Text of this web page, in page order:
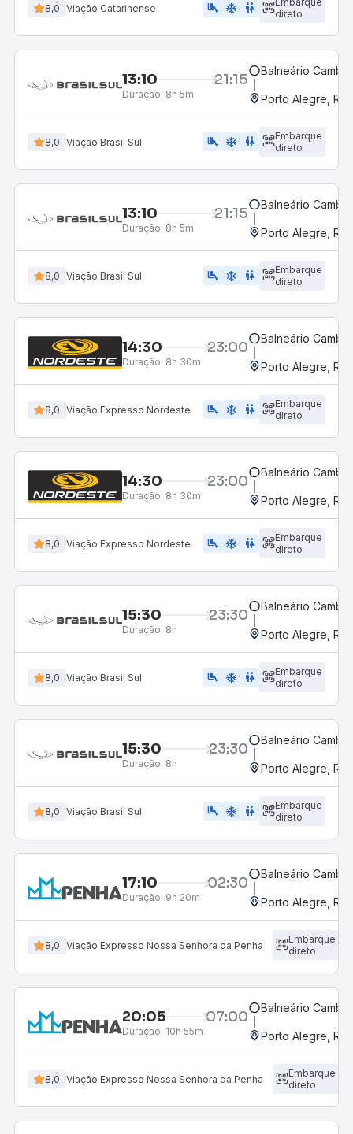
8,0 Viação Catarinense airline_seat_legroom_extra ac_unit WC
direto
13:10 21:15
Duração: 8h 5m
Balneário
Porto Alegre, RS
8,0 Viação Brasil Sul airline_seat_legroom_extra ac_unit wc
Embarque
direto
13:10 21:15
Duração: 8h 5m
Balneário
Porto Alegre, RS
8,0 Viação Brasil Sul airline_seat_legroom_extra ac_unit wc
Embarque
direto
14:30 23:00
Duração: 8h 30m
Balneário
Porto Alegre, RS
8,0 Viação Expresso Nordeste airline_seat_legroom_extra ac_unit WC
Embarque
direto
14:30 23:00
Duração: 8h 30m
Balneário
Porto Alegre, RS
8,0 Viação Expresso Nordeste airline_seat_legroom_extra ac_unit WC
Embarque
direto
15:30 23:30
Duração: 8h
Balneário
Porto Alegre, RS
8,0 Viação Brasil Sul airline_seat_legroom_extra ac_unit wc
Embarque
direto
15:30 23:30
Duração: 8h
Balneário
Porto Alegre, RS
8,0 Viação Brasil Sul airline_seat_legroom_extra ac_unit wc
Embarque
direto
17:10 02:30
Duração: 9h 20m
Balneário
Porto Alegre, RS
8,0 Viação Expresso Nossa Senhora da Penha
Embarque
direto
20:05 07:00
Duração: 10h 55m
Balneário
Porto Alegre, RS
8,0 Viação Expresso Nossa Senhora da Penha
Embarque
direto